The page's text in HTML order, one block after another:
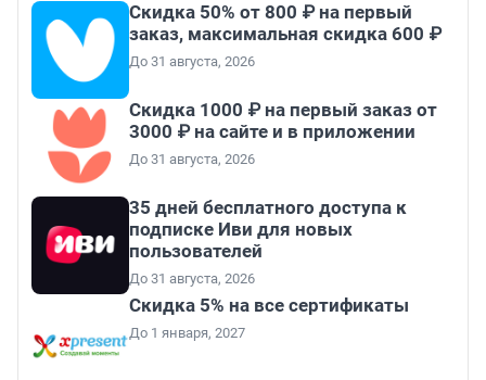
Скидка 50% от 800 ₽ на первый
заказ, максимальная скидка 600 ₽
До 31 августа, 2026
Скидка 1000 ₽ на первый заказ от
3000 ₽ на сайте и в приложении
До 31 августа, 2026
35 дней бесплатного доступа к
подписке Иви для новых
пользователей
До 31 августа, 2026
Скидка 5% на все сертификаты
До 1 января, 2027